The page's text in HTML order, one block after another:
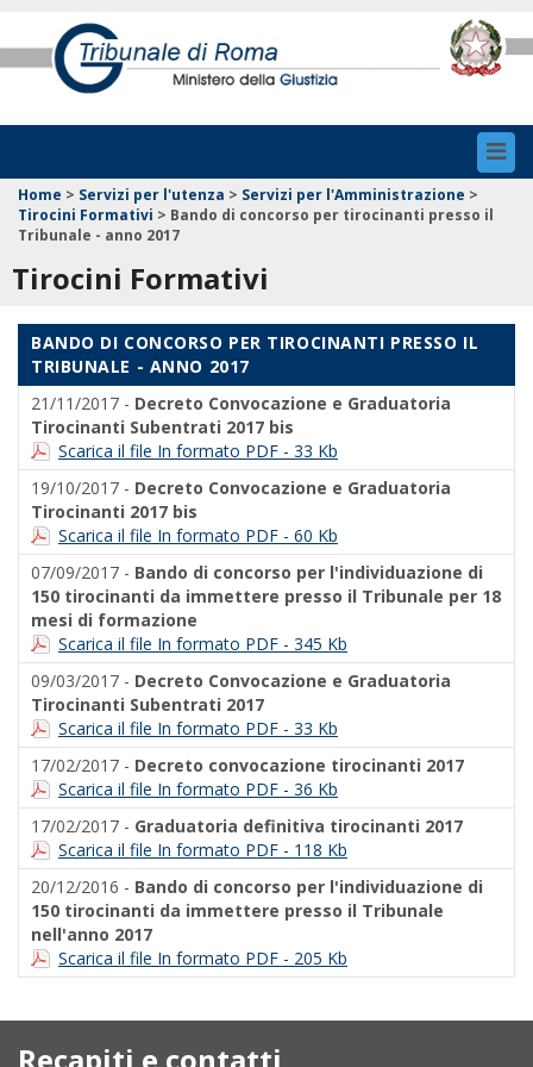
Home > Servizi per l'utenza > Servizi per l'Amministrazione >
Tirocini Formativi > Bando di concorso per tirocinanti presso il
Tribunale - anno 2017
Tirocini Formativi
BANDO DI CONCORSO PER TIROCINANTI PRESSO IL
TRIBUNALE - ANNO 2017
21/11/2017 - Decreto Convocazione e Graduatoria
Tirocinanti Subentrati 2017 bis
Scarica il file In formato PDF - 33 Kb
19/10/2017 - Decreto Convocazione e Graduatoria
Tirocinanti 2017 bis
Scarica il file In formato PDF - 60 Kb
07/09/2017 - Bando di concorso per l'individuazione di
150 tirocinanti da immettere presso il Tribunale per 18
mesi di formazione
Scarica il file In formato PDF - 345 Kb
09/03/2017 - Decreto Convocazione e Graduatoria
Tirocinanti Subentrati 2017
Scarica il file In formato PDF - 33 Kb
17/02/2017 - Decreto convocazione tirocinanti 2017
Scarica il file In formato PDF - 36 Kb
17/02/2017 - Graduatoria definitiva tirocinanti 2017
Scarica il file In formato PDF - 118 Kb
20/12/2016 - Bando di concorso per l'individuazione di
150 tirocinanti da immettere presso il Tribunale
nell'anno 2017
Scarica il file In formato PDF - 205 Kb